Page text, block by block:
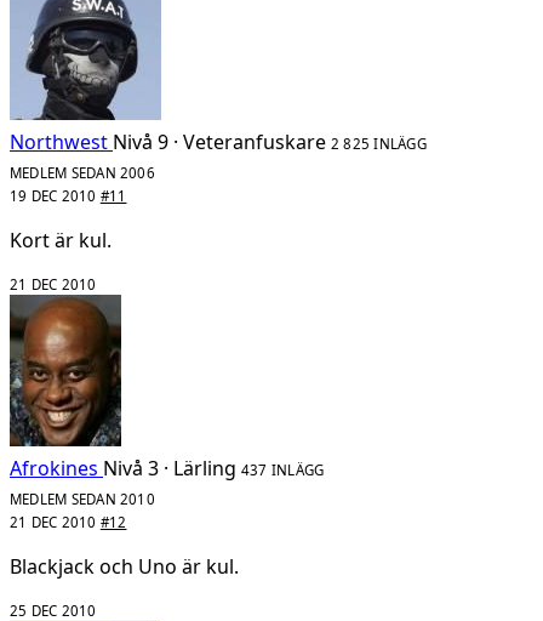
Northwest Nivå 9 · Veteranfuskare 2 825 INLÄGG
MEDLEM SEDAN 2006
19 DEC 2010 #11
Kort är kul.
21 DEC 2010
Afrokines Nivå 3 · Lärling 437 INLÄGG
MEDLEM SEDAN 2010
21 DEC 2010 #12
Blackjack och Uno är kul.
25 DEC 2010